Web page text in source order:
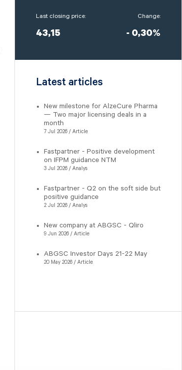
Last closing price:
43,15
Change:
- 0,30%
Latest articles
New milestone for AlzeCure Pharma
— Two major licensing deals in a
month
7 Jul 2026 / Article
Fastpartner - Positive development
on IFPM guidance NTM
3 Jul 2026 / Analys
Fastpartner - Q2 on the soft side but
positive guidance
2 Jul 2026 / Analys
New company at ABGSC - Qliro
9 Jun 2026 / Article
ABGSC Investor Days 21-22 May
20 May 2026 / Article